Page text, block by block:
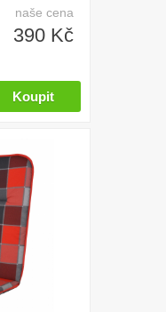
naše cena
390 Kč